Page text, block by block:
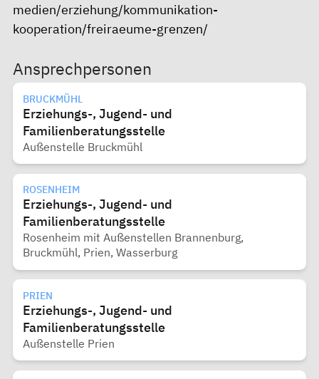
medien/erziehung/kommunikation-
kooperation/freiraeume-grenzen/
Ansprechpersonen
BRUCKMÜHL
Erziehungs-, Jugend- und
Familienberatungsstelle
Außenstelle Bruckmühl
ROSENHEIM
Erziehungs-, Jugend- und
Familienberatungsstelle
Rosenheim mit Außenstellen Brannenburg,
Bruckmühl, Prien, Wasserburg
PRIEN
Erziehungs-, Jugend- und
Familienberatungsstelle
Außenstelle Prien